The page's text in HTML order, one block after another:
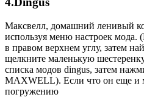
Максвелл, домашний ленивый
используя меню настроек
в правом верхнем углу, затем
щелкните маленькую
списка модов dingus, затем
MAXWELL). Если что он еще и
погружению